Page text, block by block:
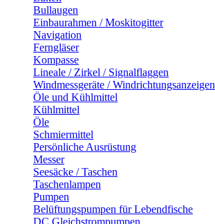
Bullaugen
Einbaurahmen / Moskitogitter
Navigation
Ferngläser
Kompasse
Lineale / Zirkel / Signalflaggen
Windmessgeräte / Windrichtungsanzeigen
Öle und Kühlmittel
Kühlmittel
Öle
Schmiermittel
Persönliche Ausrüstung
Messer
Seesäcke / Taschen
Taschenlampen
Pumpen
Belüftungspumpen für Lebendfische
DC Gleichstrompumpen